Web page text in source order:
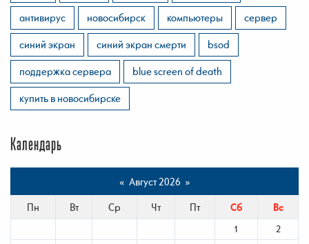
антивирус
новосибирск компьютеры
сервер
синий экран
синий экран смерти
bsod
поддержка сервера
blue screen of death
купить в новосибирске
Календарь
« Август 2026 »
Пн
Вт Ср Чт Пт Сб Вс
1
2